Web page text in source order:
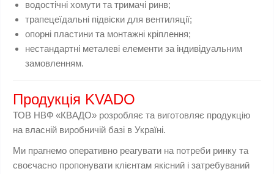
водостічні хомути та тримачі ринв;
трапецеїдальні підвіски для вентиляції;
опорні пластини та монтажні кріплення;
нестандартні металеві елементи за індивідуальним
замовленням.
Продукція KVADO
ТОВ НВФ «КВАДО» розробляє та виготовляє продукцію
на власній виробничій базі в Україні.
Ми прагнемо оперативно реагувати на потреби ринку та
своєчасно пропонувати клієнтам якісний і затребуваний